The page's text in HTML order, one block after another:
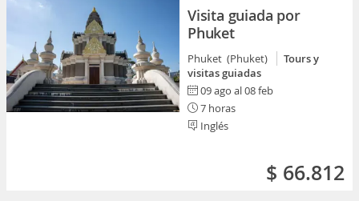
Visita guiada por
Phuket
Phuket (Phuket)
Tours y
visitas guiadas
09 ago al 08 feb
7 horas
Inglés
$ 66.812